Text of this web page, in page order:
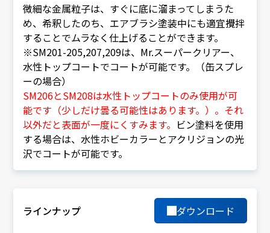
微細な金属粒子は、すぐに底に溜まってしまうた
め、希釈したのち、エアブラシ塗装中にも適宜攪拌
することでムラなく仕上げることができます。
※SM201-205,207,209は、Mr.スーパークリアー、
水性トップコートでコートが可能です。（缶スプレ
ーの場合）
SM206とSM208は水性トップコートのみ使用が可
能です（少しだけ曇る可能性はあります。）。それ
以外だと表面が一度にくすみます。 ビン塗料を使用
する場合は、水性ホビーカラーとアクリジョンの光
沢でコートが可能です。
ラインナップ ダウンロード